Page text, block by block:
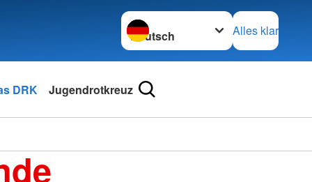
Sprache wechseln zu
Alles klar
DRK Jugendrotkreuz